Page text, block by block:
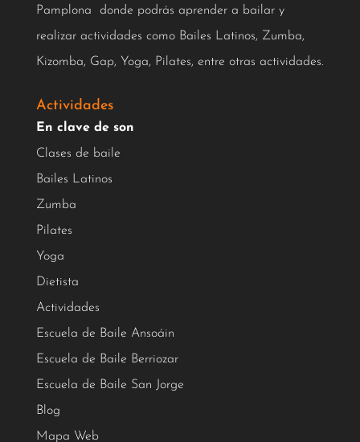
Pamplona donde podrás aprender a bailar y
realizar actividades como Bailes Latinos, Zumba,
Kizomba, Gap, Yoga, Pilates, entre otras actividades.
Actividades
En clave de son
Clases de baile
Bailes Latinos
Zumba
Pilates
Yoga
Dietista
Actividades
Escuela de Baile Ansoáin
Escuela de Baile Berriozar
Escuela de Baile San Jorge
Blog
Mapa Web